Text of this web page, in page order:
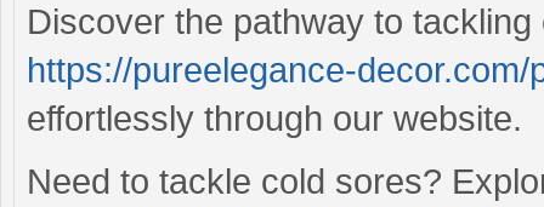
Discover the pathway to
https://pureelegance-decor.com/
effortlessly through our website.
Need to tackle cold sores?